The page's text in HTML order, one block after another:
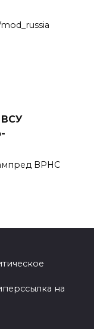
ВСУ
ВРНС
на